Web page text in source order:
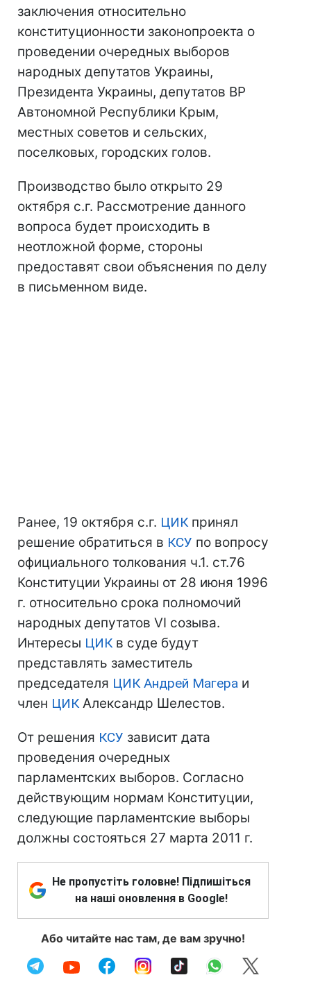
заключения относительно
конституционности законопроекта о
проведении очередных выборов
народных депутатов Украины,
Президента Украины, депутатов ВР
Автономной Республики Крым,
местных советов и сельских,
поселковых, городских голов.
Производство было открыто 29
октября с.г. Рассмотрение данного
вопроса будет происходить в
неотложной форме, стороны
предоставят свои объяснения по делу
в письменном виде.
Ранее, 19 октября с.г. ЦИКпринял
решение обратиться в КСУ по вопросу
официального толкования ч.1. ст.76
Конституции Украины от 28 июня 1996
г. относительно срока полномочий
народных депутатов VI созыва.
Интересы ЦИКв суде будут
представлять заместитель
председателя ЦИК Андрей Магера и
член ЦИКАлександр Шелестов.
От решения КСУ зависит дата
проведения очередных
парламентских выборов. Согласно
действующим нормам Конституции,
следующие парламентские выборы
должны состояться 27 марта 2011 г.
Не пропустіть головне! Підпишіться
на наші оновлення в Google!
Або читайте нас там, де вам зручно!